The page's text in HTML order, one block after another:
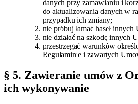
danych przy zamawianiu i
do aktualizowania danych w
przypadku ich zmiany;
nie próbuj łamać haseł
nie działać na szkodę innych
przestrzegać warunków
Regulaminie i zawartych
§ 5. Zawieranie umów z
ich wykonywanie